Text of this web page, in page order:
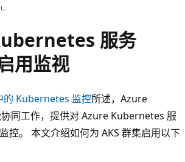
服务
用监视
Kubernetes 监控所述，Azure
同工作，提供对 Azure Kubernetes 服
控。 本文介绍如何为 AKS 群集启用以下